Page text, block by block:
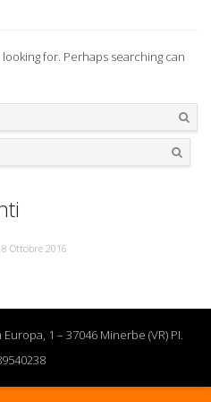
looking for. Perhaps searching can
Ottobre 2016
1 – 37046 Minerbe (VR) PI.